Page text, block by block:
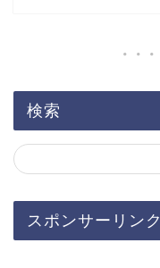
検索
スポンサーリンク